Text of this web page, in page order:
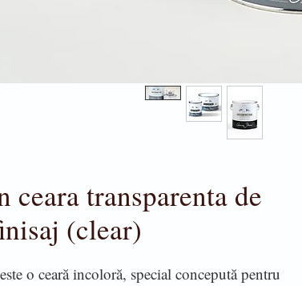
ceara transparenta de
(clear)
o ceară incoloră, special concepută pentru